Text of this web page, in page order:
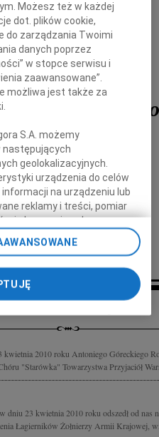
Góreckiego
składają
Komitet Domowy "Chmielna 35"
Inne kondolencje
kwietnia 2010 roku Antoniego Góreckiego
"Starówka" Towarzystwa Przyjaciół
dniu 23 kwietnia 2010 roku odszedł od nas
Łagierników Żołnierzy Armii Krajowej,
Możesz też w każdej
dot. plików cookie,
do zarządzania Twoimi
danych poprzez
w stopce serwisu i
zaawansowane”.
możliwa jest także za
S.A. możemy
następujących
geolokalizacyjnych.
urządzenia do celów
na urządzeniu lub
reklamy i treści, pomiar
i ulepszanie usług.